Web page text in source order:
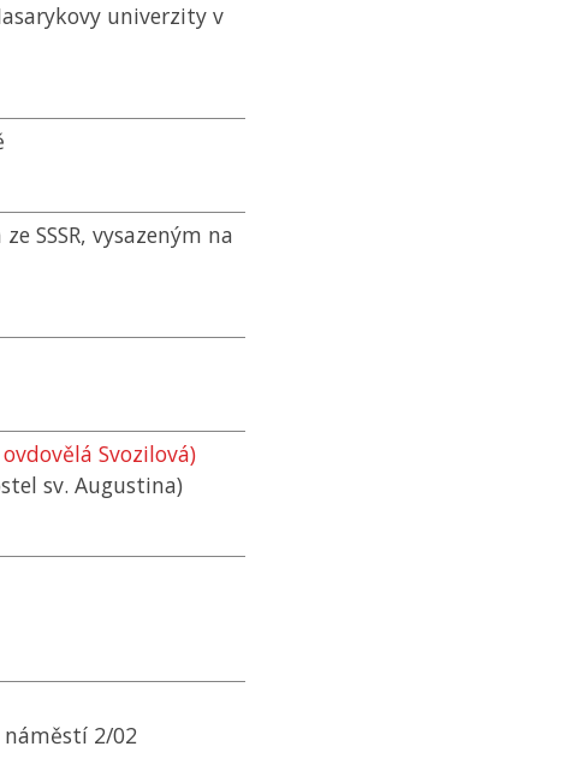
univerzity v
ze SSSR, vysazeným na
Svozilová)
sv. Augustina)
náměstí 2/02